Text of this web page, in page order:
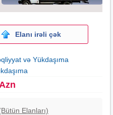
Elanı irəli çək
və Yükdaşıma
Elanları)